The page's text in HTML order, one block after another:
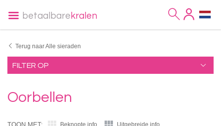
betaalbare kralen
Terug naar Alle sieraden
FILTER OP
Oorbellen
Beknopte info Uitgebreide info